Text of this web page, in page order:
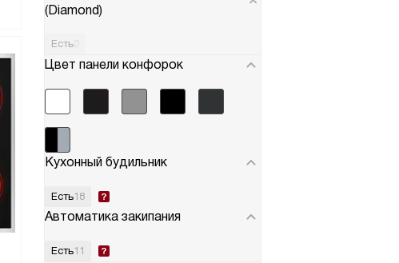
(Diamond)
Есть
Цвет панели конфорок
Кухонный будильник
Есть18
Автоматика закипания
Есть11